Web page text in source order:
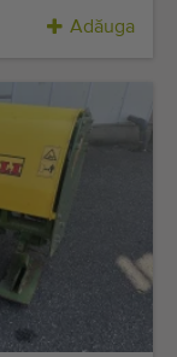
Adăuga